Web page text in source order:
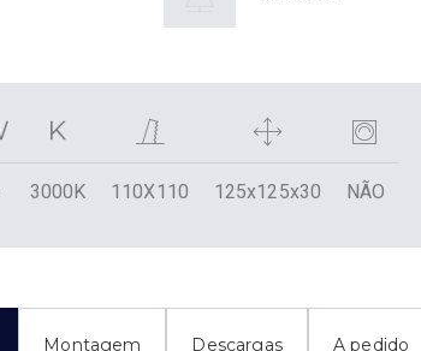
3000K 110X110 125x125x30 NÃO
Montagem Descargas A pedido